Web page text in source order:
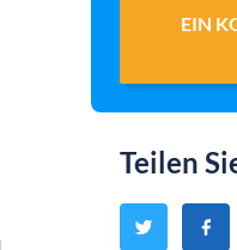
EIN
Teilen